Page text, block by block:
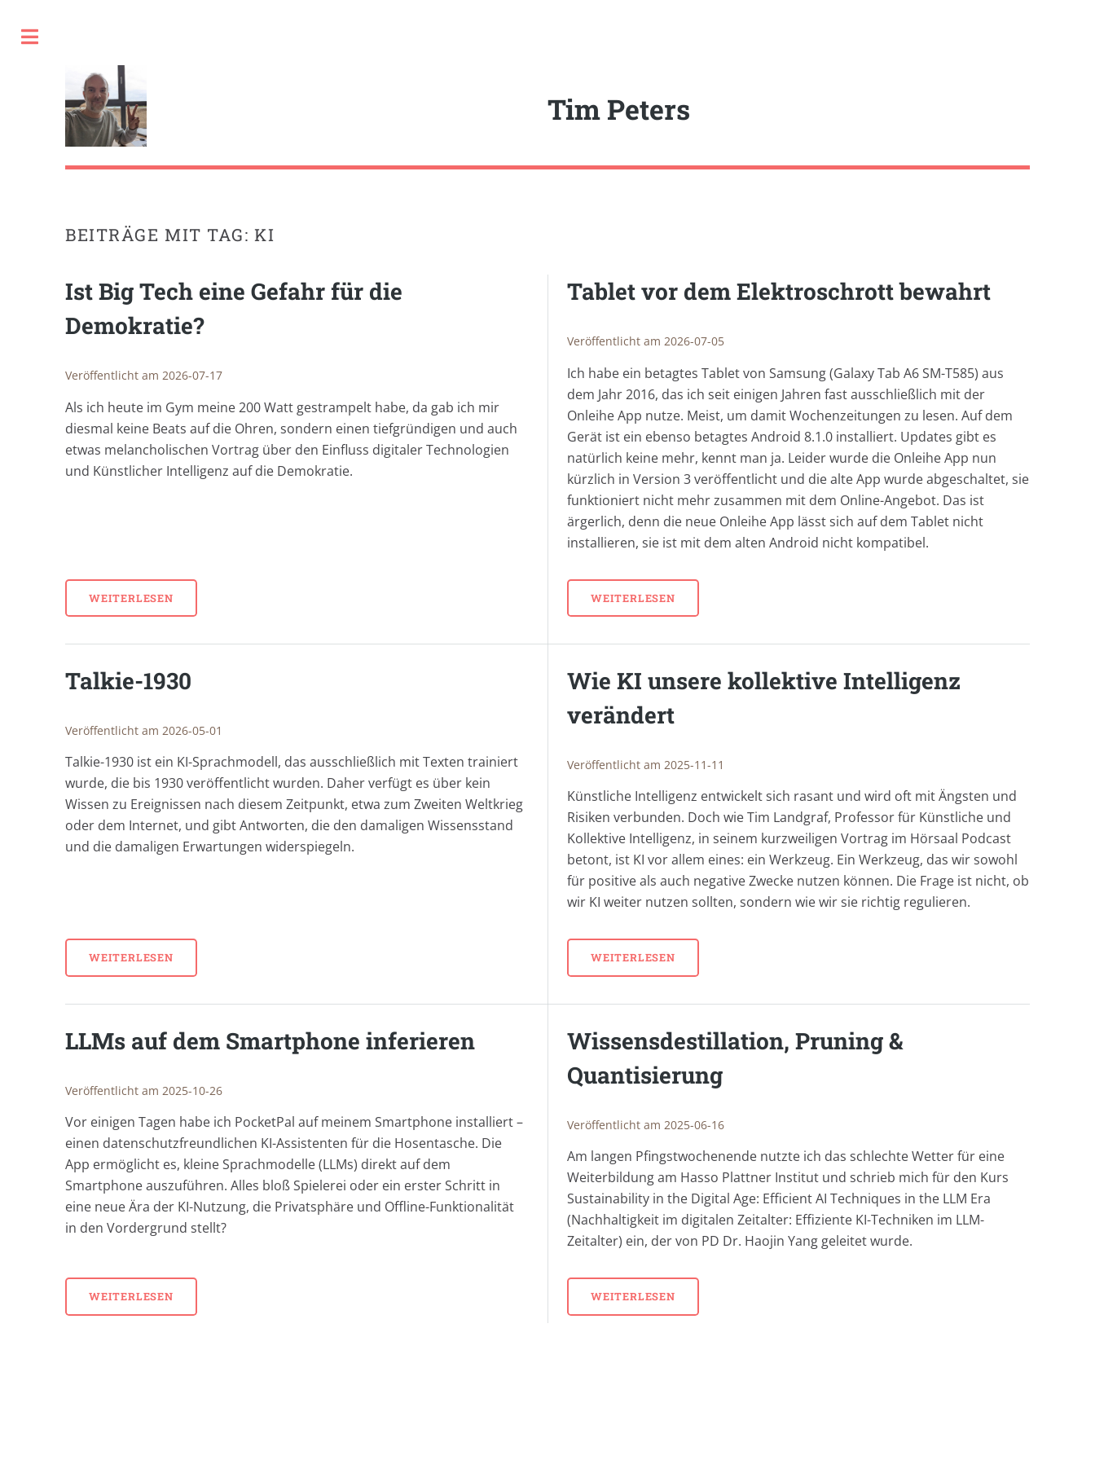
Tim Peters
BEITRÄGE MIT TAG: KI
Ist Big Tech eine Gefahr für die
Demokratie?
Veröffentlicht am 2026-07-17
Als ich heute im Gym meine 200 Watt gestrampelt habe, da gab ich mir
diesmal keine Beats auf die Ohren, sondern einen tiefgründigen und auch
etwas melancholischen Vortrag über den Einfluss digitaler Technologien
und Künstlicher Intelligenz auf die Demokratie.
WEITERLESEN
Tablet vor dem Elektroschrott bewahrt
Veröffentlicht am 2026-07-05
Ich habe ein betagtes Tablet von Samsung (Galaxy Tab A6 SM-T585) aus
dem Jahr 2016, das ich seit einigen Jahren fast ausschließlich mit der
Onleihe App nutze. Meist, um damit Wochenzeitungen zu lesen. Auf dem
Gerät ist ein ebenso betagtes Android 8.1.0 installiert. Updates gibt es
natürlich keine mehr, kennt man ja. Leider wurde die Onleihe App nun
kürzlich in Version 3 veröffentlicht und die alte App wurde abgeschaltet, sie
funktioniert nicht mehr zusammen mit dem Online-Angebot. Das ist
ärgerlich, denn die neue Onleihe App lässt sich auf dem Tablet nicht
installieren, sie ist mit dem alten Android nicht kompatibel.
WEITERLESEN
Talkie-1930
Veröffentlicht am 2026-05-01
Talkie-1930 ist ein KI-Sprachmodell, das ausschließlich mit Texten trainiert
wurde, die bis 1930 veröffentlicht wurden. Daher verfügt es über kein
Wissen zu Ereignissen nach diesem Zeitpunkt, etwa zum Zweiten Weltkrieg
oder dem Internet, und gibt Antworten, die den damaligen Wissensstand
und die damaligen Erwartungen widerspiegeln.
WEITERLESEN
Wie KI unsere kollektive Intelligenz
verändert
Veröffentlicht am 2025-11-11
Künstliche Intelligenz entwickelt sich rasant und wird oft mit Ängsten und
Risiken verbunden. Doch wie Tim Landgraf, Professor für Künstliche und
Kollektive Intelligenz, in seinem kurzweiligen Vortrag im Hörsaal Podcast
betont, ist KI vor allem eines: ein Werkzeug. Ein Werkzeug, das wir sowohl
für positive als auch negative Zwecke nutzen können. Die Frage ist nicht, ob
wir KI weiter nutzen sollten, sondern wie wir sie richtig regulieren.
WEITERLESEN
LLMs auf dem Smartphone inferieren
Veröffentlicht am 2025-10-26
Vor einigen Tagen habe ich PocketPal auf meinem Smartphone installiert –
einen datenschutzfreundlichen KI-Assistenten für die Hosentasche. Die
App ermöglicht es, kleine Sprachmodelle (LLMs) direkt auf dem
Smartphone auszuführen. Alles bloß Spielerei oder ein erster Schritt in
eine neue Ära der KI-Nutzung, die Privatsphäre und Offline-Funktionalität
in den Vordergrund stellt?
WEITERLESEN
Wissensdestillation, Pruning &
Quantisierung
Veröffentlicht am 2025-06-16
Am langen Pfingstwochenende nutzte ich das schlechte Wetter für eine
Weiterbildung am Hasso Plattner Institut und schrieb mich für den Kurs
Sustainability in the Digital Age: Efficient AI Techniques in the LLM Era
(Nachhaltigkeit im digitalen Zeitalter: Effiziente KI-Techniken im LLM-
Zeitalter) ein, der von PD Dr. Haojin Yang geleitet wurde.
WEITERLESEN